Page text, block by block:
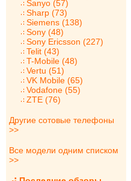
Sanyo (57)
Sharp (73)
Siemens (138)
Sony (48)
Sony Ericsson (227)
Telit (43)
T-Mobile (48)
Vertu (51)
VK Mobile (65)
Vodafone (55)
ZTE (76)
Другие сотовые телефоны
>>
Все модели одним списком
>>